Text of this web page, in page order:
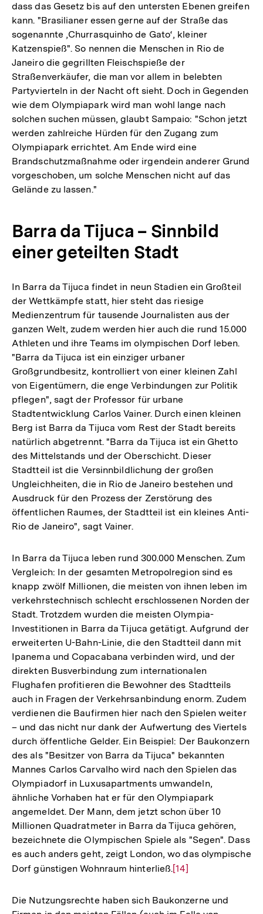
dass das Gesetz bis auf den untersten Ebenen greifen
kann. "Brasilianer essen gerne auf der Straße das
sogenannte ‚Churrasquinho de Gato‘, kleiner
Katzenspieß". So nennen die Menschen in Rio de
Janeiro die gegrillten Fleischspieße der
Straßenverkäufer, die man vor allem in belebten
Partyvierteln in der Nacht oft sieht. Doch in Gegenden
wie dem Olympiapark wird man wohl lange nach
solchen suchen müssen, glaubt Sampaio: "Schon jetzt
werden zahlreiche Hürden für den Zugang zum
Olympiapark errichtet. Am Ende wird eine
Brandschutzmaßnahme oder irgendein anderer Grund
vorgeschoben, um solche Menschen nicht auf das
Gelände zu lassen."
Barra da Tijuca – Sinnbild
einer geteilten Stadt
In Barra da Tijuca findet in neun Stadien ein Großteil
der Wettkämpfe statt, hier steht das riesige
Medienzentrum für tausende Journalisten aus der
ganzen Welt, zudem werden hier auch die rund 15.000
Athleten und ihre Teams im olympischen Dorf leben.
"Barra da Tijuca ist ein einziger urbaner
Großgrundbesitz, kontrolliert von einer kleinen Zahl
von Eigentümern, die enge Verbindungen zur Politik
pflegen", sagt der Professor für urbane
Stadtentwicklung Carlos Vainer. Durch einen kleinen
Berg ist Barra da Tijuca vom Rest der Stadt bereits
natürlich abgetrennt. "Barra da Tijuca ist ein Ghetto
des Mittelstands und der Oberschicht. Dieser
Stadtteil ist die Versinnbildlichung der großen
Ungleichheiten, die in Rio de Janeiro bestehen und
Ausdruck für den Prozess der Zerstörung des
öffentlichen Raumes, der Stadtteil ist ein kleines Anti-
Rio de Janeiro", sagt Vainer.
In Barra da Tijuca leben rund 300.000 Menschen. Zum
Vergleich: In der gesamten Metropolregion sind es
knapp zwölf Millionen, die meisten von ihnen leben im
verkehrstechnisch schlecht erschlossenen Norden der
Stadt. Trotzdem wurden die meisten Olympia-
Investitionen in Barra da Tijuca getätigt. Aufgrund der
erweiterten U-Bahn-Linie, die den Stadtteil dann mit
Ipanema und Copacabana verbinden wird, und der
direkten Busverbindung zum internationalen
Flughafen profitieren die Bewohner des Stadtteils
auch in Fragen der Verkehrsanbindung enorm. Zudem
verdienen die Baufirmen hier nach den Spielen weiter
– und das nicht nur dank der Aufwertung des Viertels
durch öffentliche Gelder. Ein Beispiel: Der Baukonzern
des als "Besitzer von Barra da Tijuca" bekannten
Mannes Carlos Carvalho wird nach den Spielen das
Olympiadorf in Luxusapartments umwandeln,
ähnliche Vorhaben hat er für den Olympiapark
angemeldet. Der Mann, dem jetzt schon über 10
Millionen Quadratmeter in Barra da Tijuca gehören,
bezeichnete die Olympischen Spiele als "Segen". Dass
es auch anders geht, zeigt London, wo das olympische
Dorf günstigen Wohnraum hinterließ.Zur
der
[14]
Die Nutzungsrechte haben sich Baukonzerne und